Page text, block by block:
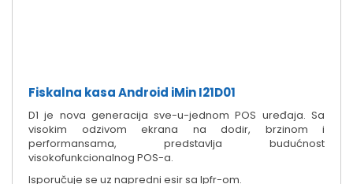
Fiskalna kasa Android iMin I21D01
D1 je nova generacija sve-u-jednom POS uređaja. Sa
visokim odzivom ekrana na dodir, brzinom i
performansama, predstavlja budućnost
visokofunkcionalnog POS-a.
Isporučuje se uz napredni esir sa lpfr-om.